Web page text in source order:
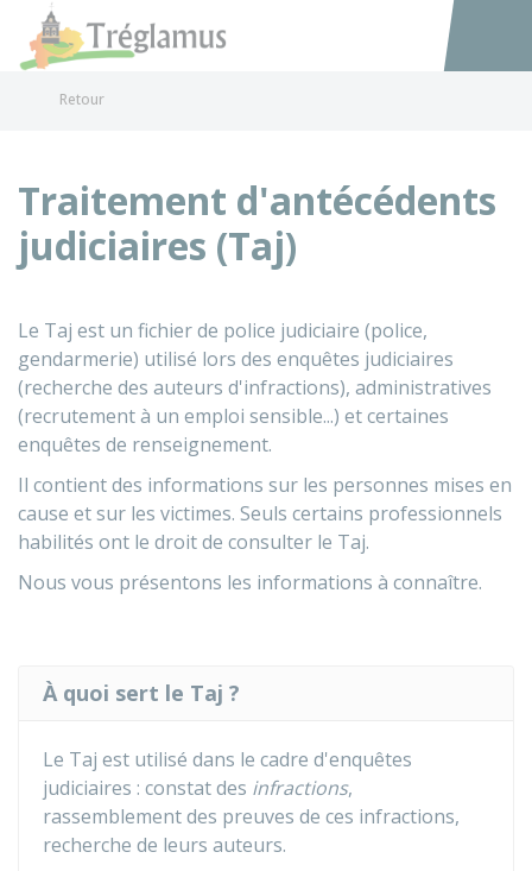
Accéder
Retour
Traitement d'antécédents
judiciaires (Taj)
Le Taj est un fichier de police judiciaire (police,
gendarmerie) utilisé lors des enquêtes judiciaires
(recherche des auteurs d'infractions), administratives
(recrutement à un emploi sensible...) et certaines
enquêtes de renseignement.
Il contient des informations sur les personnes mises en
cause et sur les victimes. Seuls certains professionnels
habilités ont le droit de consulter le Taj.
Nous vous présentons les informations à connaître.
À quoi sert le Taj ?
Le Taj est utilisé dans le cadre d'enquêtes
judiciaires : constat des infractions,
rassemblement des preuves de ces infractions,
recherche de leurs auteurs.